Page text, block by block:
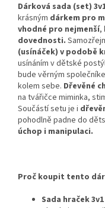
Dárková sada (set)
krásným dárkem pro
vhodné pro nejmenší,
dovednosti.
(usínáček) v podobě
usínáním v dětské
bude věrným
kolem sebe. Dřevěné
na tvářičce miminka,
Součástí setu je i
pohodlně padne do
úchop i manipulaci.
Proč koupit tento
Sada hraček 3v1